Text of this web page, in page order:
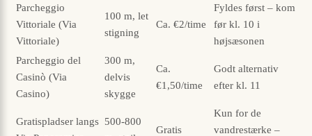
Parcheggio
Vittoriale (Via
Vittoriale)
100 m, let
stigning
Ca. €2/time
Fyldes først – kom
før kl. 10 i
højsæsonen
Parcheggio del
Casinò (Via
Casino)
300 m,
delvis
skygge
Ca.
€1,50/time
Godt alternativ
efter kl. 11
Gratispladser langs 500-800
Gratis
Kun for de
vandrestærke –